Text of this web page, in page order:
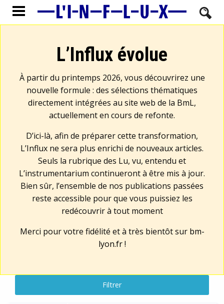
L’Influx évolue
À partir du printemps 2026, vous découvrirez une
nouvelle formule : des sélections thématiques
directement intégrées au site web de la BmL,
actuellement en cours de refonte.
D’ici-là, afin de préparer cette transformation,
L’Influx ne sera plus enrichi de nouveaux articles.
Seuls la rubrique des Lu, vu, entendu et
L’instrumentarium continueront à être mis à jour.
Bien sûr, l’ensemble de nos publications passées
reste accessible pour que vous puissiez les
redécouvrir à tout moment
Merci pour votre fidélité et à très bientôt sur bm-
lyon.fr!
Filtrer